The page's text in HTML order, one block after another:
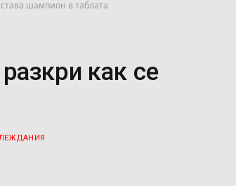
шампион в таблата
как се